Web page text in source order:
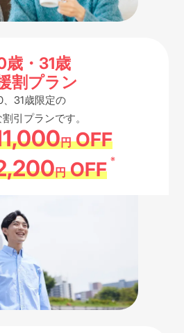
歳・31歳
割プラン
、31歳限定の
引プランです。
円OFF
円OFF ※